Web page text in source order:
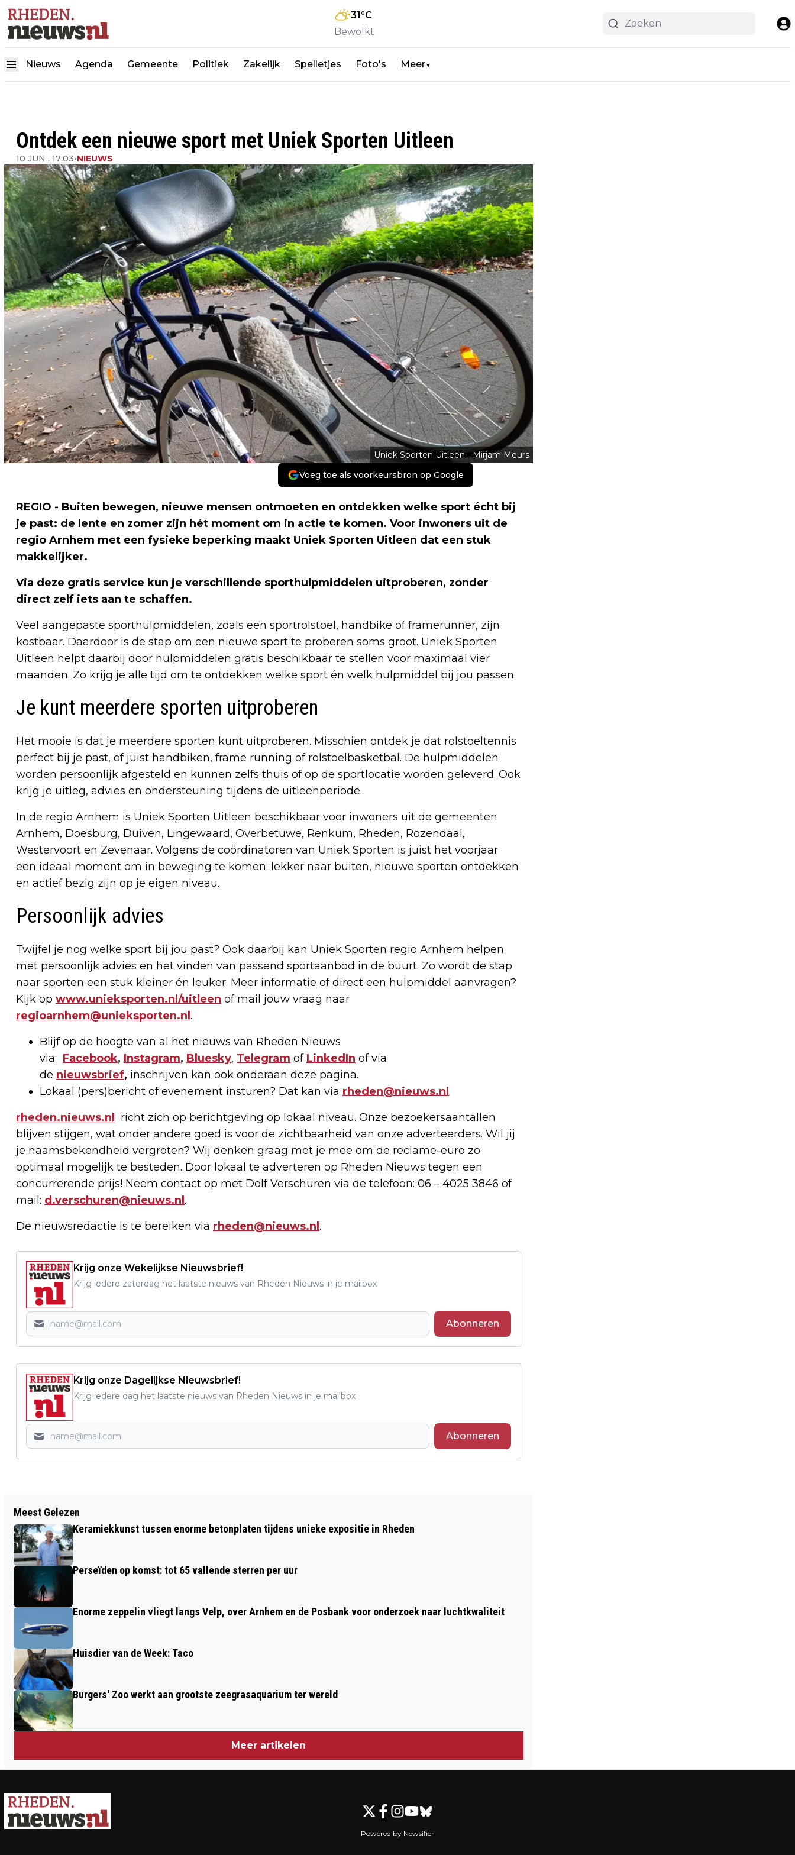
31°C
Bewolkt
Nieuws Agenda Gemeente Politiek Zakelijk Spelletjes Foto's Meer▼
Ontdek een nieuwe sport met Uniek Sporten Uitleen
10 JUN , 17:03•NIEUWS
Uniek Sporten Uitleen - Mirjam Meurs
Voeg toe als voorkeursbron op Google
REGIO - Buiten bewegen, nieuwe mensen ontmoeten en ontdekken welke sport écht bij
je past: de lente en zomer zijn hét moment om in actie te komen. Voor inwoners uit de
regio Arnhem met een fysieke beperking maakt Uniek Sporten Uitleen dat een stuk
makkelijker.
Via deze gratis service kun je verschillende sporthulpmiddelen uitproberen, zonder
direct zelf iets aan te schaffen.
Veel aangepaste sporthulpmiddelen, zoals een sportrolstoel, handbike of framerunner, zijn
kostbaar. Daardoor is de stap om een nieuwe sport te proberen soms groot. Uniek Sporten
Uitleen helpt daarbij door hulpmiddelen gratis beschikbaar te stellen voor maximaal vier
maanden. Zo krijg je alle tijd om te ontdekken welke sport én welk hulpmiddel bij jou passen.
Je kunt meerdere sporten uitproberen
Het mooie is dat je meerdere sporten kunt uitproberen. Misschien ontdek je dat rolstoeltennis
perfect bij je past, of juist handbiken, frame running of rolstoelbasketbal. De hulpmiddelen
worden persoonlijk afgesteld en kunnen zelfs thuis of op de sportlocatie worden geleverd. Ook
krijg je uitleg, advies en ondersteuning tijdens de uitleenperiode.
In de regio Arnhem is Uniek Sporten Uitleen beschikbaar voor inwoners uit de gemeenten
Arnhem, Doesburg, Duiven, Lingewaard, Overbetuwe, Renkum, Rheden, Rozendaal,
Westervoort en Zevenaar. Volgens de coördinatoren van Uniek Sporten is juist het voorjaar
een ideaal moment om in beweging te komen: lekker naar buiten, nieuwe sporten ontdekken
en actief bezig zijn op je eigen niveau.
Persoonlijk advies
Twijfel je nog welke sport bij jou past? Ook daarbij kan Uniek Sporten regio Arnhem helpen
met persoonlijk advies en het vinden van passend sportaanbod in de buurt. Zo wordt de stap
naar sporten een stuk kleiner én leuker. Meer informatie of direct een hulpmiddel aanvragen?
Kijk op www.unieksporten.nl/uitleen of mail jouw vraag naar
regioarnhem@unieksporten.nl .
Blijf op de hoogte van al het nieuws van Rheden Nieuws
via: Facebook, Instagram, Bluesky, Telegram of LinkedIn of via
de nieuwsbrief, inschrijven kan ook onderaan deze pagina.
Lokaal (pers)bericht of evenement insturen? Dat kan via rheden@nieuws.nl
rheden.nieuws.nl
richt zich op berichtgeving op lokaal niveau. Onze bezoekersaantallen
blijven stijgen, wat onder andere goed is voor de zichtbaarheid van onze adverteerders. Wil jij
je naamsbekendheid vergroten? Wij denken graag met je mee om de reclame-euro zo
optimaal mogelijk te besteden. Door lokaal te adverteren op Rheden Nieuws tegen een
concurrerende prijs! Neem contact op met Dolf Verschuren via de telefoon: 06 – 4025 3846 of
mail: d.verschuren@nieuws.nl .
De nieuwsredactie is te bereiken via rheden@nieuws.nl .
Krijg onze Wekelijkse Nieuwsbrief!
Krijg iedere zaterdag het laatste nieuws van Rheden Nieuws in je mailbox
Abonneren
Krijg onze Dagelijkse Nieuwsbrief!
Krijg iedere dag het laatste nieuws van Rheden Nieuws in je mailbox
Abonneren
GEMEENTE RHEDEN ZET
STRAATCOACHES IN TEGEN
JEUGDOVERLAST IN DIEREN EN VELP
KONINKLIJKE ROSENDAALSCHE KAPEL
Meest Gelezen
Keramiekkunst tussen enorme betonplaten tijdens unieke expositie in Rheden
Perseïden op komst: tot 65 vallende sterren per uur
Enorme zeppelin vliegt langs Velp, over Arnhem en de Posbank voor onderzoek naar luchtkwaliteit
Huisdier van de Week: Taco
Burgers' Zoo werkt aan grootste zeegrasaquarium ter wereld
Meer artikelen
Powered by Newsifier